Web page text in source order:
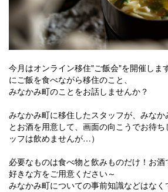
今月はオンライン移住"ご飯会"を開催しま
にご飯を食べながら移住のこと、
みなかみ町のことをお話しませんか？
みなかみ町に移住したスタッフが、みな
とお酒を用意して、画面の向こうでお待
ッフは飲めませんが…）
必要なものは食べ物と飲みものだけ ！お
好きな方をご用意ください～
みなかみ町についての事前知識などはな